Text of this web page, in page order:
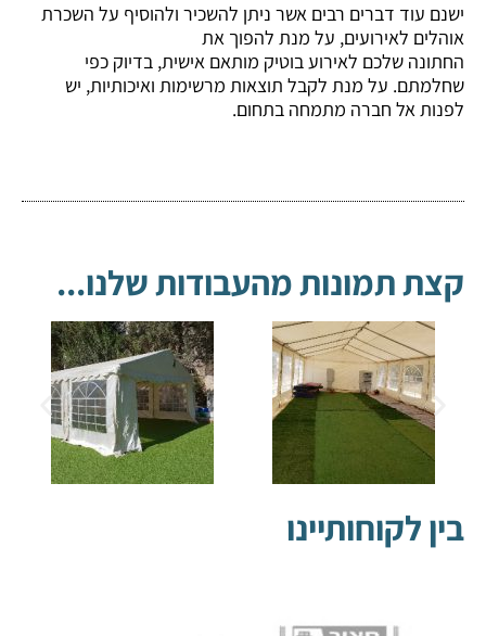
ישנם עוד דברים רבים אשר ניתן להשכיר ולהוסיף על השכרת
אוהלים לאירועים, על מנת להפוך את
החתונה שלכם לאירוע בוטיק מותאם אישית, בדיוק כפי
שחלמתם. על מנת לקבל תוצאות מרשימות ואיכותיות, יש
לפנות אל חברה מתמחה בתחום.
קצת תמונות מהעבודות שלנו...
בין לקוחותיינו